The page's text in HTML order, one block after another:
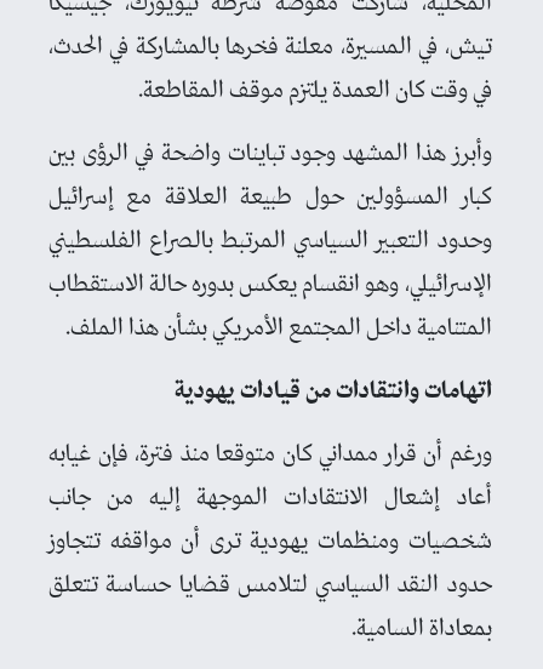
تيش، في المسيرة، معلنة فخرها بالمشاركة في الحدث،
في وقت كان العمدة يلتزم موقف المقاطعة.
وأبرز هذا المشهد وجود تباينات واضحة في الرؤى بين
كبار المسؤولين حول طبيعة العلاقة مع إسرائيل
وحدود التعبير السياسي المرتبط بالصراع الفلسطيني
الإسرائيلي، وهو انقسام يعكس بدوره حالة الاستقطاب
المتنامية داخل المجتمع الأمريكي بشأن هذا الملف.
اتهامات وانتقادات من قيادات يهودية
ورغم أن قرار ممداني كان متوقعا منذ فترة، فإن غيابه
أعاد إشعال الانتقادات الموجهة إليه من جانب
شخصيات ومنظمات يهودية ترى أن مواقفه تتجاوز
حدود النقد السياسي لتلامس قضايا حساسة تتعلق
بمعاداة السامية.